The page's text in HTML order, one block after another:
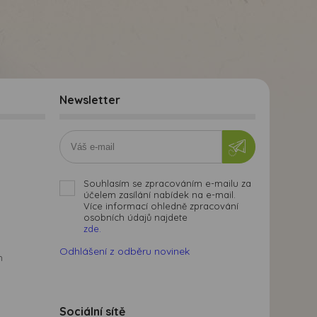
Newsletter
Souhlasím se zpracováním e-mailu za
účelem zasílání nabídek na e-mail.
Více informací ohledně zpracování
osobních údajů najdete
zde.
Odhlášení z odběru novinek
Sociální sítě